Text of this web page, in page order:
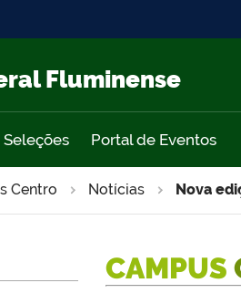
Fluminense
Portal de Eventos
Centro Notícias Nova
CAMPUS